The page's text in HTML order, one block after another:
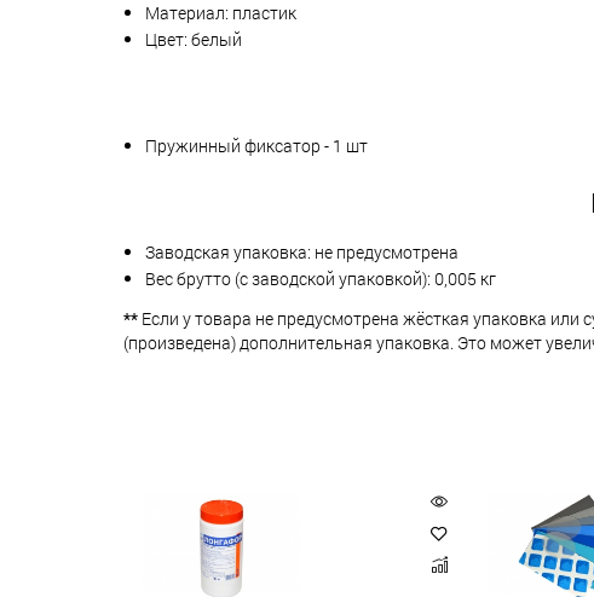
Материал: пластик
Цвет: белый
Пружинный фиксатор - 1 шт
Заводская упаковка: не предусмотрена
Вес брутто (с заводской упаковкой): 0,005 кг
** Если у товара не предусмотрена жёсткая упаковка
(произведена) дополнительная упаковка. Это может